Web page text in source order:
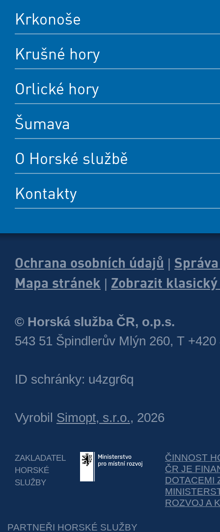
Krkonoše
Krušné hory
Orlické hory
Šumava
O Horské službě
Kontakty
Ochrana osobních údajů
Mapa stránek
Zobrazit
© Horská služba ČR, o.p.s.
543 51 Špindlerův Mlýn 260, T +420
ID schránky: u4zgr6q
Vyrobil Simopt, s.r.o., 2026
ZAKLADATEL
HORSKÉ
SLUŽBY
ČINNOST
ČR JE
DOTACEMI
ROZVOJ A
PARTNEŘI HORSKÉ SLUŽBY